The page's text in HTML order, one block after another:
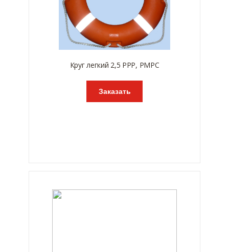
Круг легкий 2,5 РРР, РМРС
Заказать